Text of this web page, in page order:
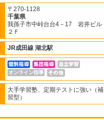
〒270-1128
千葉県
我孫子市中峠台台4－17 岩井ビル
２Ｆ
JR成田線 湖北駅
オンライン指導
大手学習塾、定期テストに強い（補
習型）